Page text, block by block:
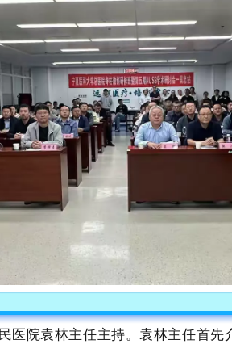
医院袁林主任主持。袁林主任首先